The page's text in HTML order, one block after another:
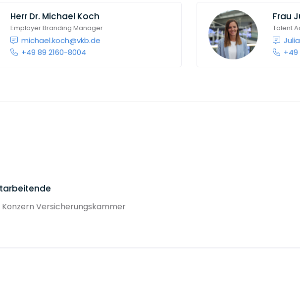
Herr Dr. Michael Koch
Employer Branding Manager
michael.koch@vkb.de
+49 89 2160-8004
Frau
Talent
+49
Konzern Versicherungskammer